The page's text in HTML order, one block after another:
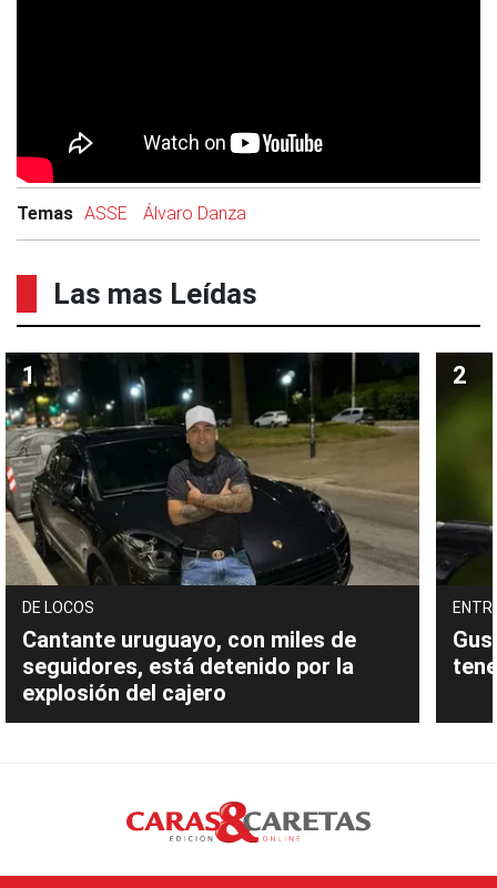
Temas ASSE Álvaro Danza
Las mas Leídas
DE LOCOS
Cantante uruguayo, con miles de
seguidores, está detenido por la
explosión del cajero